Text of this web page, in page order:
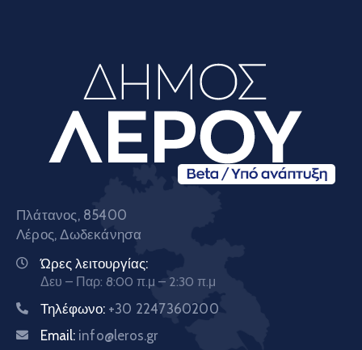
Πλάτανος, 85400
Λέρος, Δωδεκάνησα
Ώρες λειτουργίας:
Δευ – Παρ: 8:00 π.μ – 2:30 π.μ
Τηλέφωνο: +30 2247360200
Email: info@leros.gr